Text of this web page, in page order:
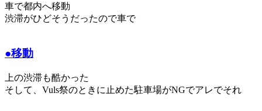
車で都内へ移動
渋滞がひどそうだったので車で
●移動
上の渋滞も酷かった
そして、Vuls祭のときに止めた駐車場がNGでアレでそれ